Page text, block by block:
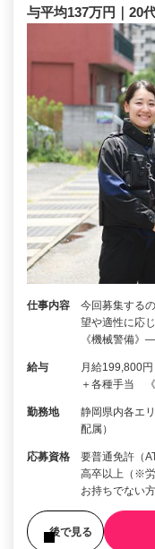
与平均137万円｜20
仕事内容
今回募集する
望や適性に応
《機械警備
給与
月給199,800
＋各種手当
勤務地
静岡県内各エ
配属）
応募資格
要普通免許（
高卒以上（※
お持ちでない
後で見る